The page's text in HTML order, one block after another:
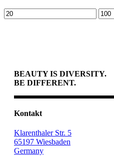
Min.
Preis
Max.
Preis
BEAUTY IS DIVERSITY.
BE DIFFERENT.
Kontakt
Klarenthaler Str. 5
65197 Wiesbaden
Germany